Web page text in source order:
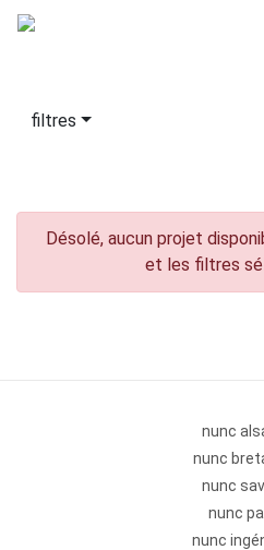
filtres
Désolé, aucun projet
et les filtres
nunc
nunc
nunc
nunc
nunc